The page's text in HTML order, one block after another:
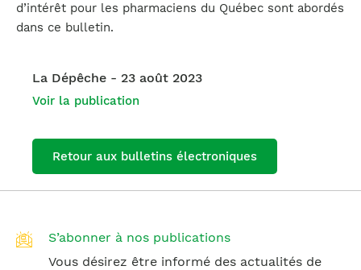
d’intérêt pour les pharmaciens du Québec sont abordés
dans ce bulletin.
La Dépêche - 23 août 2023
Voir la publication
Retour aux bulletins électroniques
S’abonner à nos publications
Vous désirez être informé des actualités de